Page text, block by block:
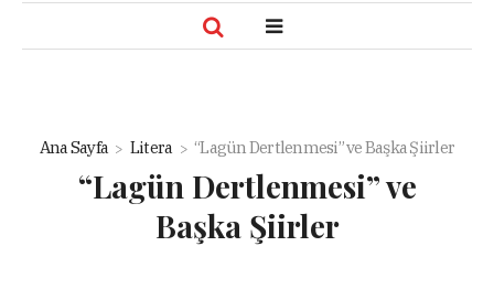
Ana Sayfa Litera “Lagün Dertlenmesi” ve Başka Şiirler
“Lagün Dertlenmesi” ve
Başka Şiirler